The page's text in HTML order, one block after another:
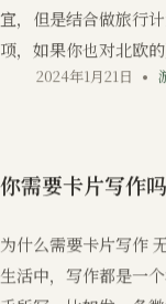
宜，但是结合做旅行
项，如果你也对北欧
2024年1月21日
你需要卡片写作
为什么需要卡片写作
生活中，写作都是一